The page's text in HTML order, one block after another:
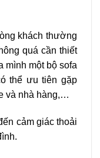
khách thường
quá cần thiết
mình một bộ sofa
thể ưu tiên gặp
và nhà hàng,…
cảm giác thoải